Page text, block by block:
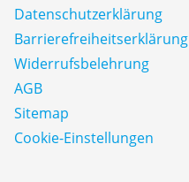
Datenschutz­erklärung
Barrierefreiheitserklärung
Widerrufsbelehrung
AGB
Sitemap
Cookie-Einstellungen